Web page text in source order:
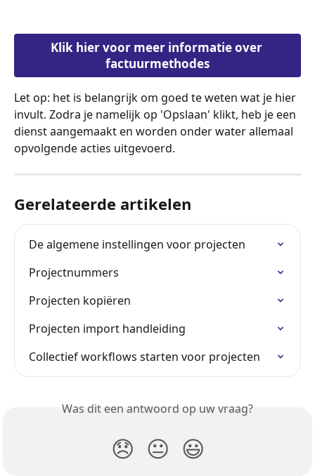
Klik hier voor meer informatie over
factuurmethodes
Let op: het is belangrijk om goed te weten wat je hier
invult. Zodra je namelijk op 'Opslaan' klikt, heb je een
dienst aangemaakt en worden onder water allemaal
opvolgende acties uitgevoerd.
Gerelateerde artikelen
De algemene instellingen voor projecten
Projectnummers
Projecten kopiëren
Projecten import handleiding
Collectief workflows starten voor projecten
Was dit een antwoord op uw vraag?
😞 😐 😃